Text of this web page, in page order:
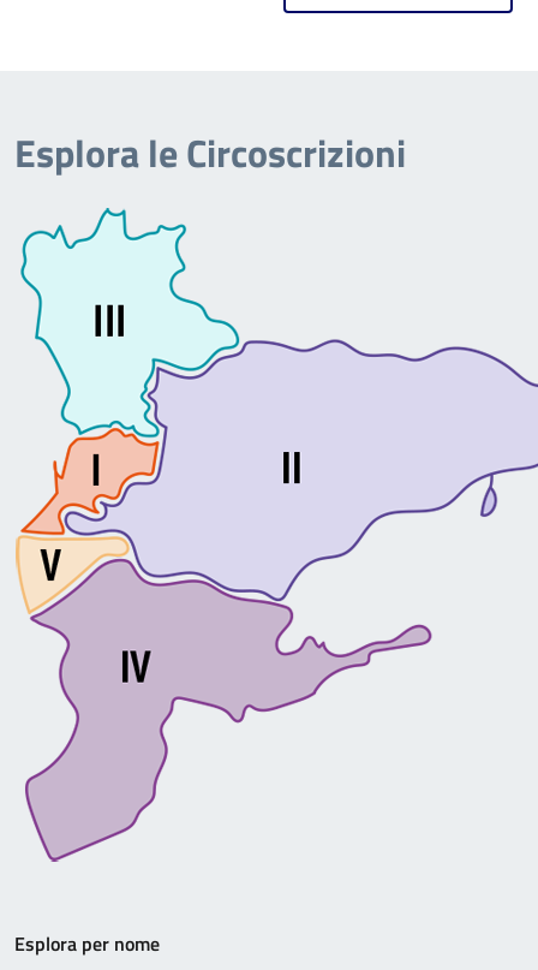
Esplora le Circoscrizioni
Esplora per nome